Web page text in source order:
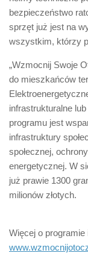
bezpieczeństwo
sprzęt już jest na
wszystkim, którzy
„Wzmocnij Swoje
do mieszkańców
infrastrukturalne
programu jest
infrastruktury
społecznej,
energetycznej. W
już prawie 1300
milionów złotych.
Więcej o programie